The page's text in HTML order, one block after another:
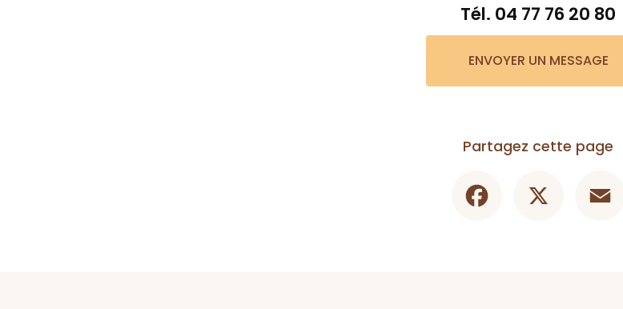
Tél. 04 77 76 20 80
ENVOYER UN MESSAGE
Partagez cette page